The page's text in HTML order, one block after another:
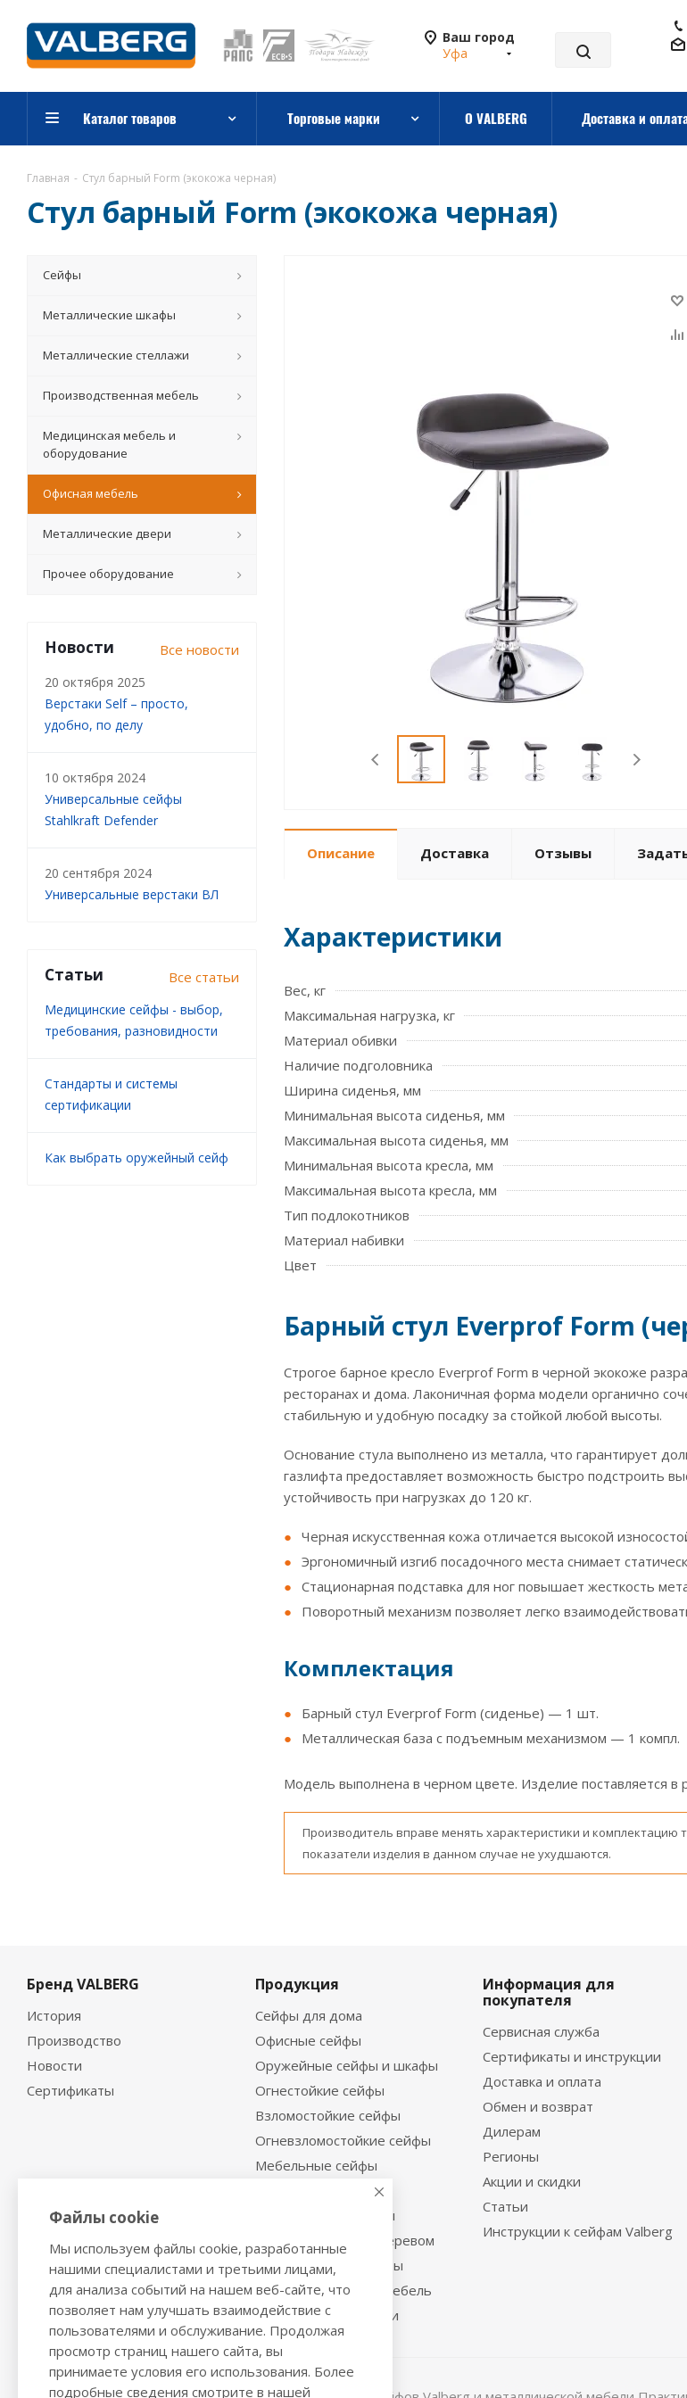
Ваш город
Уфа
Каталог товаров Торговые марки О VALBERG Доставка и
Главная - Стул барный Form (экокожа черная)
Стул барный Form (экокожа черная)
Описание Доставка Отзывы
Характеристики
Вес, кг
Максимальная нагрузка, кг
Материал обивки
Наличие подголовника
Ширина сиденья, мм
Минимальная высота сиденья, мм
Максимальная высота сиденья, мм
Минимальная высота кресла, мм
Максимальная высота кресла, мм
Тип подлокотников
Материал набивки
Цвет
Барный стул Everprof Form
Строгое барное кресло Everprof Form в черной экокоже
ресторанах и дома. Лаконичная форма модели органично
стабильную и удобную посадку за стойкой любой высоты.
Основание стула выполнено из металла, что гарантирует
газлифта предоставляет возможность быстро подстроить
устойчивость при нагрузках до 120 кг.
Черная искусственная кожа отличается высокой
Эргономичный изгиб посадочного места снимает
Стационарная подставка для ног повышает жесткость
Поворотный механизм позволяет легко
Комплектация
Барный стул Everprof Form (сиденье) — 1 шт.
Металлическая база с подъемным механизмом — 1 компл.
Модель выполнена в черном цвете. Изделие поставляется в
Производитель вправе менять характеристики и
показатели изделия в данном случае не ухудшаются.
Сейфы
Металлические шкафы
Металлические стеллажи
Производственная мебель
Медицинская мебель и
оборудование
Офисная мебель
Металлические двери
Прочее оборудование
Новости Все новости
20 октября 2025
Верстаки Self – просто,
удобно, по делу
10 октября 2024
Универсальные сейфы
Stahlkraft Defender
20 сентября 2024
Универсальные верстаки ВЛ
Статьи Все статьи
Медицинские сейфы - выбор,
требования, разновидности
Стандарты и системы
сертификации
Как выбрать оружейный сейф
Бренд VALBERG
История
Производство
Новости
Сертификаты
Продукция
Сейфы для дома
Офисные сейфы
Оружейные сейфы и шкафы
Огнестойкие сейфы
Взломостойкие сейфы
Огневзломостойкие сейфы
Мебельные сейфы
Депозитные сейфы
Встраиваемые сейфы
Сейфы с отделкой деревом
Металлические шкафы
Производственная мебель
Металлические двери
Информация для
покупателя
Сервисная служба
Сертификаты и инструкции
Доставка и оплата
Обмен и возврат
Дилерам
Регионы
Акции и скидки
Статьи
Инструкции к сейфам Valberg
Файлы cookie
Мы используем файлы cookie, разработанные
нашими специалистами и третьими лицами,
для анализа событий на нашем веб-сайте, что
позволяет нам улучшать взаимодействие с
пользователями и обслуживание. Продолжая
просмотр страниц нашего сайта, вы
принимаете условия его использования. Более
подробные сведения смотрите в нашей